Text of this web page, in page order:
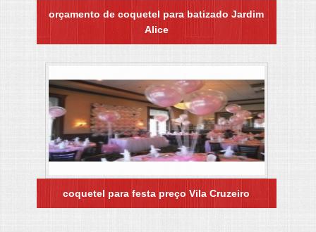
orçamento de coquetel para batizado Jardim
Alice
coquetel para festa preço Vila Cruzeiro